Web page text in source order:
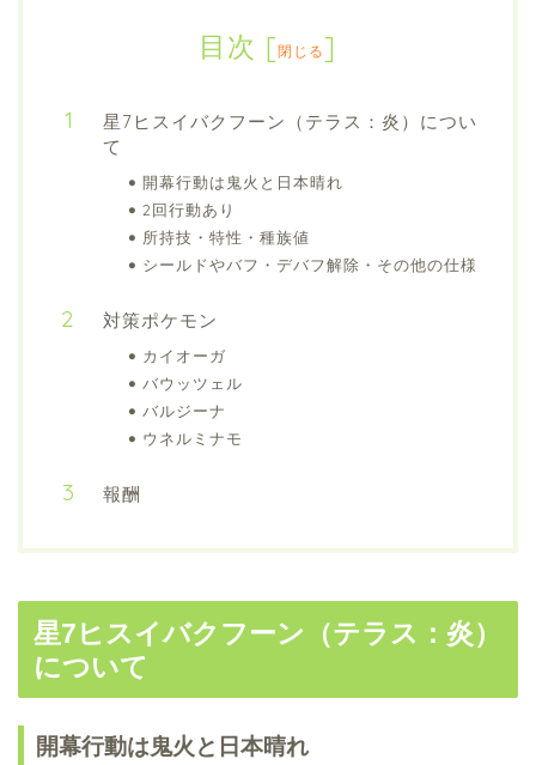
目次 [閉じる]
星7ヒスイバクフーン（テラス：炎）につい
て
開幕行動は鬼火と日本晴れ
2回行動あり
所持技・特性・種族値
シールドやバフ・デバフ解除・その他の仕様
対策ポケモン
カイオーガ
バウッツェル
バルジーナ
ウネルミナモ
報酬
星7ヒスイバクフーン（テラス：炎）
について
開幕行動は鬼火と日本晴れ